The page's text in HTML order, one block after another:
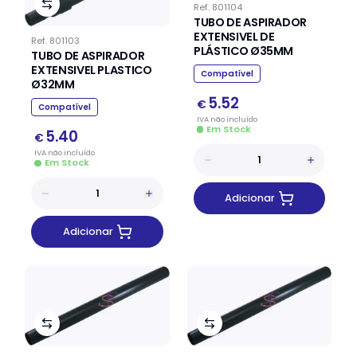
Ref. 801103
TUBO DE ASPIRADOR
EXTENSIVEL PLASTICO
Ø32MM
Compatível
€ 5.40
IVA nãoincluído
Em Stock
Adicionar
Ref. 801104
TUBO DE ASPIRADOR
EXTENSIVEL DE
PLÁSTICO Ø35MM
Compatível
€ 5.52
IVA nãoincluído
Em Stock
Adicionar